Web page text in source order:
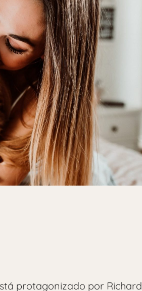
protagonizado por Richard